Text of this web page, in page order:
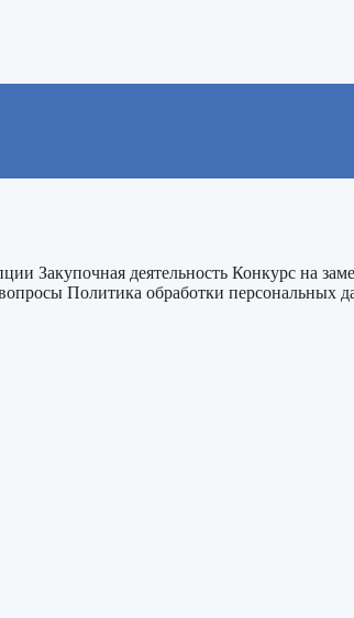
Закупочная деятельность Конкурс на
Политика обработки персональных